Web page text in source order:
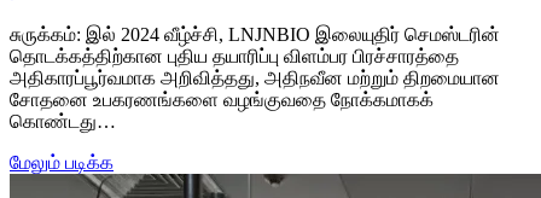
சுருக்கம்: இல் 2024 வீழ்ச்சி, LNJNBIO இலையுதிர் செமஸ்டரின்
தொடக்கத்திற்கான புதிய தயாரிப்பு விளம்பர பிரச்சாரத்தை
அதிகாரப்பூர்வமாக அறிவித்தது, அதிநவீன மற்றும் திறமையான
சோதனை உபகரணங்களை வழங்குவதை நோக்கமாகக்
கொண்டது…
மேலும் படிக்க